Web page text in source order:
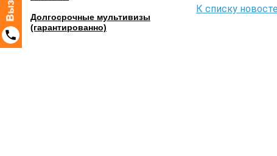
Долгосрочные мультивизы
(гарантированно)
К списку